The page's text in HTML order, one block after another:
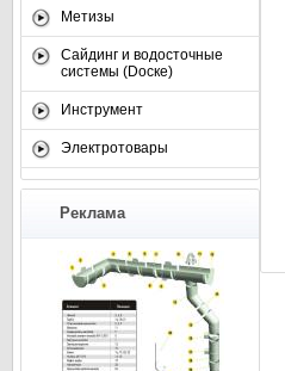
Метизы
Сайдинг и водосточные
системы (Dоске)
Инструмент
Электротовары
Реклама